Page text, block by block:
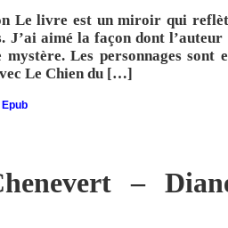
Le livre est un miroir qui
J’ai aimé la façon dont l’auteur
Les personnages sont
Le Chien du […]
–